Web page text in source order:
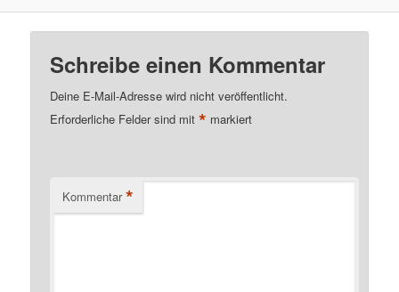
Schreibe einen Kommentar
Deine E-Mail-Adresse wird nicht veröffentlicht.
Erforderliche Felder sind mit* markiert
Kommentar *